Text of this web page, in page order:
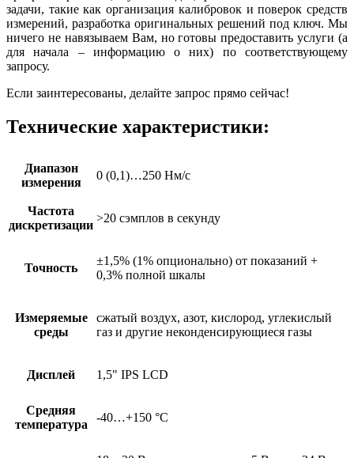
задачи, такие как организация калибровок и поверок средств
измерений, разработка оригинальных решений под ключ. Мы
ничего не навязываем Вам, но готовы предоставить услуги (а
для начала – информацию о них) по соответствующему
запросу.
Если заинтересованы, делайте запрос прямо сейчас!
Технические характеристики:
Диапазон
измерения
0 (0,1)…250 Нм/с
Частота
дискретизации
>20 сэмплов в секунду
Точность
±1,5% (1% опционально) от показаний +
0,3% полной шкалы
Измеряемые
среды
сжатый воздух, азот, кислород, углекислый
газ и другие неконденсирующиеся газы
Дисплей 1,5" IPS LCD
Средняя
температура
-40…+150 °C